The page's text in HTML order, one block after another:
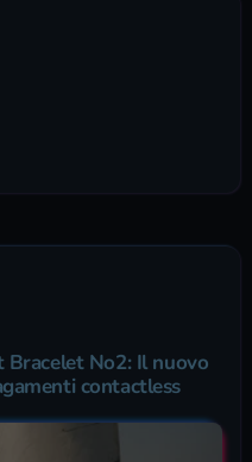
Bracelet No2: Il nuovo
contactless